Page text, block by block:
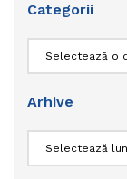
Categorii
Arhive